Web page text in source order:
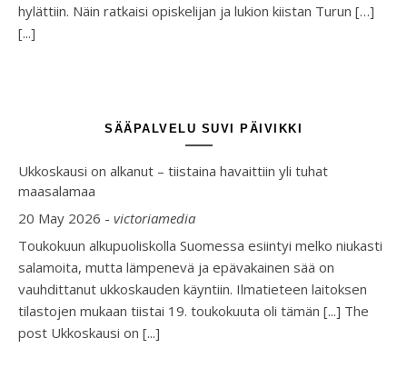
hylättiin. Näin ratkaisi opiskelijan ja lukion kiistan Turun […]
[...]
SÄÄPALVELU SUVI PÄIVIKKI
Ukkoskausi on alkanut – tiistaina havaittiin yli tuhat
maasalamaa
20 May 2026 - victoriamedia
Toukokuun alkupuoliskolla Suomessa esiintyi melko niukasti
salamoita, mutta lämpenevä ja epävakainen sää on
vauhdittanut ukkoskauden käyntiin. Ilmatieteen laitoksen
tilastojen mukaan tiistai 19. toukokuuta oli tämän [...] The
post Ukkoskausi on [...]